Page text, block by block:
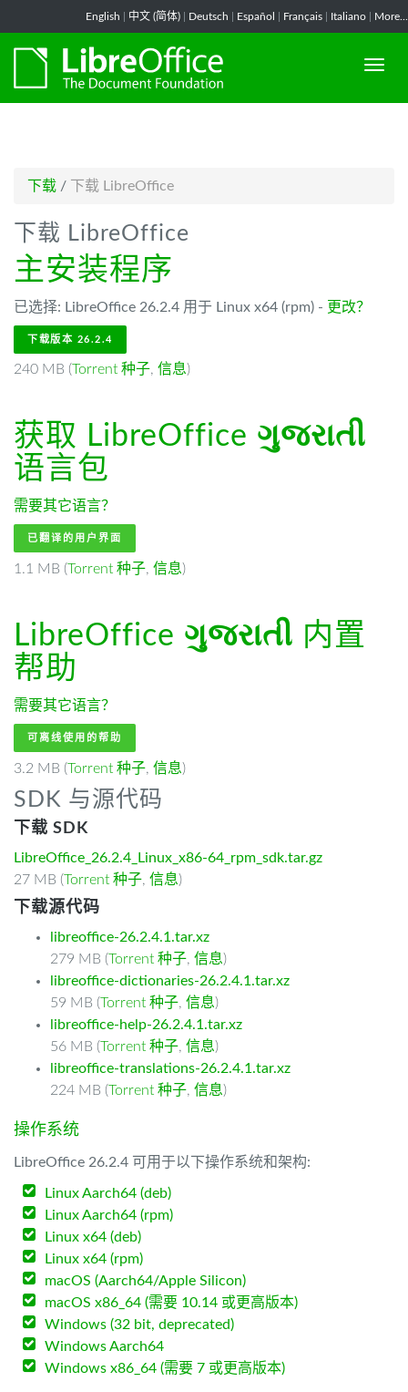
English 中文 (简体) Deutsch Español Français Italiano More...
下载 / 下载 LibreOffice
下载 LibreOffice
主安装程序
已选择: LibreOffice 26.2.4 用于 Linux x64 (rpm) - 更改？
下载版本 26.2.4
240 MB (Torrent 种子, 信息)
获取 LibreOffice ગુજરાતી
语言包
需要其它语言？
已翻译的用户界面
1.1 MB (Torrent 种子, 信息)
LibreOffice ગુજરાતી 内置
帮助
需要其它语言？
可离线使用的帮助
3.2 MB (Torrent 种子, 信息)
SDK 与源代码
下载 SDK
LibreOffice_26.2.4_Linux_x86-64_rpm_sdk.tar.gz
27 MB (Torrent 种子, 信息)
下载源代码
libreoffice-26.2.4.1.tar.xz
279 MB (Torrent 种子, 信息)
libreoffice-dictionaries-26.2.4.1.tar.xz
59 MB (Torrent 种子, 信息)
libreoffice-help-26.2.4.1.tar.xz
56 MB (Torrent 种子, 信息)
libreoffice-translations-26.2.4.1.tar.xz
224 MB (Torrent 种子, 信息)
操作系统
LibreOffice 26.2.4 可用于以下操作系统和架构:
Linux Aarch64 (deb)
Linux Aarch64 (rpm)
Linux x64 (deb)
Linux x64 (rpm)
macOS (Aarch64/Apple Silicon)
macOS x86_64 (需要 10.14 或更高版本)
Windows (32 bit, deprecated)
Windows Aarch64
Windows x86_64 (需要 7 或更高版本)